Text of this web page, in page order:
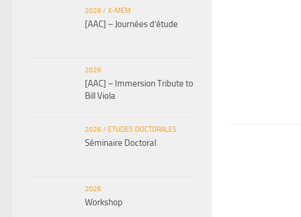
2026 / X-MEM
[AAC] – Journées d’étude
2026
[AAC] – Immersion Tribute to
Bill Viola
2026 / ETUDES DOCTORALES
Séminaire Doctoral
2026
Workshop